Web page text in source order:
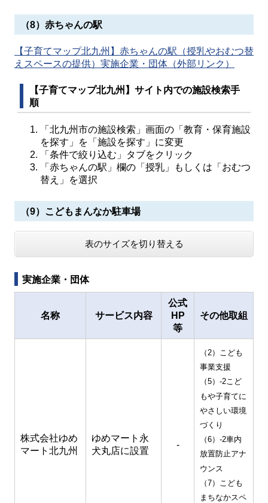
（8）赤ちゃんの駅
【子育てマップ北九州】赤ちゃんの駅（授乳やおむつ替
えスペースの提供）実施企業・団体（外部リンク）
【子育てマップ北九州】サイト内での施設検索手
順
「北九州市の施設検索」画面の「教育・保育施設
を探す」を「施設を探す」に変更
「条件で絞り込む」タブをクリック
「赤ちゃんの駅」欄の「授乳」もしくは「おむつ
替え」を選択
（9）こどもまんなか駐車場
表のサイズを切り替える
実施企業・団体
名称 サービス内容
公式
HP
等
その他取組
株式会社ゆめ
マート北九州
ゆめマート永
犬丸店に設置
-
（2）こども
事業支援
（5）-2こど
もや子育てに
やさしい環境
づくり
（6）-2車内
放置防止アナ
ウンス
（7）こども
まちなかスペ